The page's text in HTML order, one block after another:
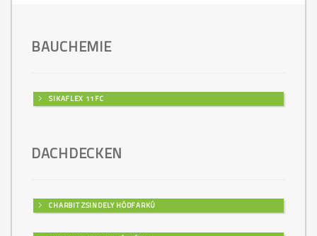
BAUCHEMIE
SIKAFLEX 11FC
DACHDECKEN
CHARBIT ZSINDELY HÓDFARKÚ